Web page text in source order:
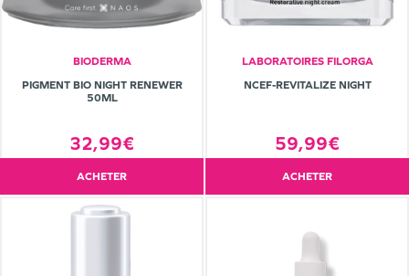
BIODERMA
PIGMENT BIO NIGHT RENEWER
50ML
32,99€
ACHETER
LABORATOIRES FILORGA
NCEF-REVITALIZE NIGHT
59,99€
ACHETER